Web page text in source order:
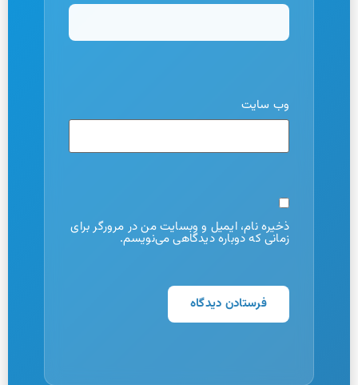
وب‌ سایت
ذخیره نام، ایمیل و وبسایت من در مرورگر برای
زمانی که دوباره دیدگاهی می‌نویسم.